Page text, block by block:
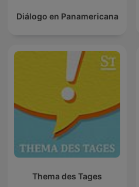
Diálogo en Panamericana
Thema des Tages